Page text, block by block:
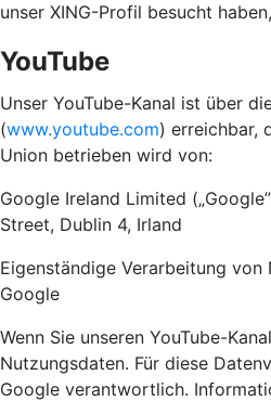
unser XING-Profil besucht
YouTube
Unser YouTube-Kanal ist über
(www.youtube.com) erreichbar,
Union betrieben wird von:
Google Ireland Limited
Street, Dublin 4, Irland
Eigenständige Verarbeitung
Google
Wenn Sie unseren YouTube-
Nutzungsdaten. Für diese
Google verantwortlich.